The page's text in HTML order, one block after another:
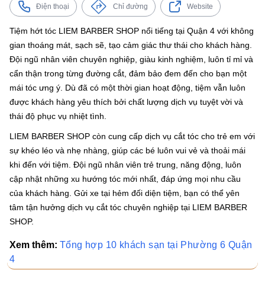
Điện thoại Chỉ đường Website
Tiệm hớt tóc LIEM BARBER SHOP nổi tiếng tại Quận 4 với không
gian thoáng mát, sạch sẽ, tạo cảm giác thư thái cho khách hàng.
Đội ngũ nhân viên chuyên nghiệp, giàu kinh nghiệm, luôn tỉ mỉ và
cẩn thận trong từng đường cắt, đảm bảo đem đến cho bạn một
mái tóc ưng ý. Dù đã có một thời gian hoạt động, tiệm vẫn luôn
được khách hàng yêu thích bởi chất lượng dịch vụ tuyệt vời và
thái độ phục vụ nhiệt tình.
LIEM BARBER SHOP còn cung cấp dịch vụ cắt tóc cho trẻ em với
sự khéo léo và nhẹ nhàng, giúp các bé luôn vui vẻ và thoải mái
khi đến với tiệm. Đội ngũ nhân viên trẻ trung, năng động, luôn
cập nhật những xu hướng tóc mới nhất, đáp ứng mọi nhu cầu
của khách hàng. Gửi xe tại hẻm đối diện tiệm, bạn có thể yên
tâm tận hưởng dịch vụ cắt tóc chuyên nghiệp tại LIEM BARBER
SHOP.
Xem thêm: Tổng hợp 10 khách sạn tại Phường 6 Quận
4